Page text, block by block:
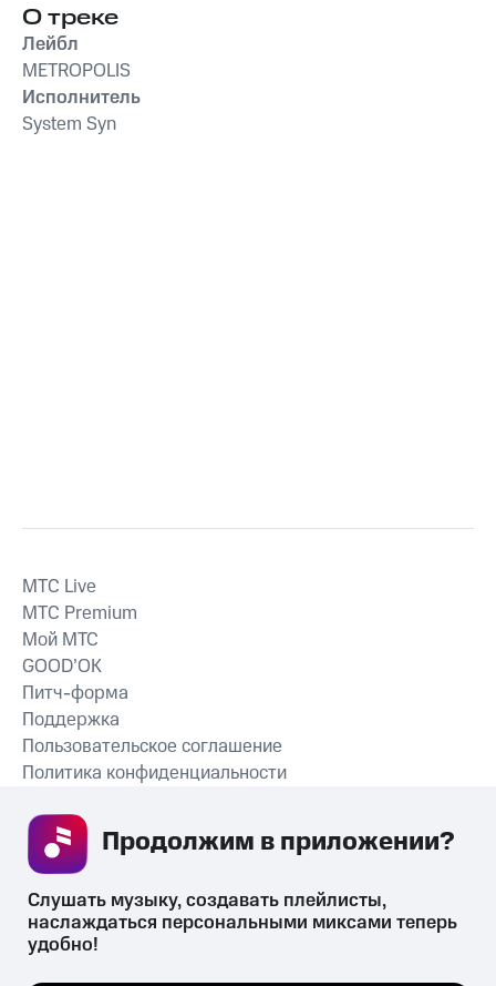
О треке
Лейбл
METROPOLIS
Исполнитель
System Syn
СКАЧАТЬ ПРИЛОЖЕНИЕ
MTС Live
MTС Premium
Мой МТС
GOOD’OK
Питч-форма
Поддержка
Пользовательское соглашение
Политика конфиденциальности
Слушать музыку, создавать плейлисты,
наслаждаться персональными миксами теперь
удобно!